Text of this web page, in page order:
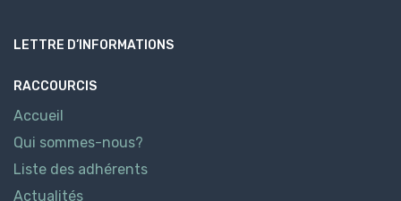
LETTRE D’INFORMATIONS
RACCOURCIS
Accueil
Qui sommes-nous?
Liste des adhérents
Actualités